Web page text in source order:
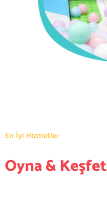
En İyi Hizmetler
Oyna & Keşfet